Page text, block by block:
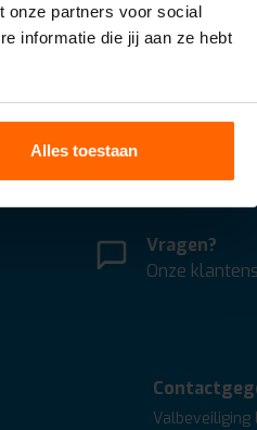
onze partners voor social
informatie die jij aan ze hebt
Alles toestaan
thuis Achteraf
Vragen?
Onze
Valbeveiliging